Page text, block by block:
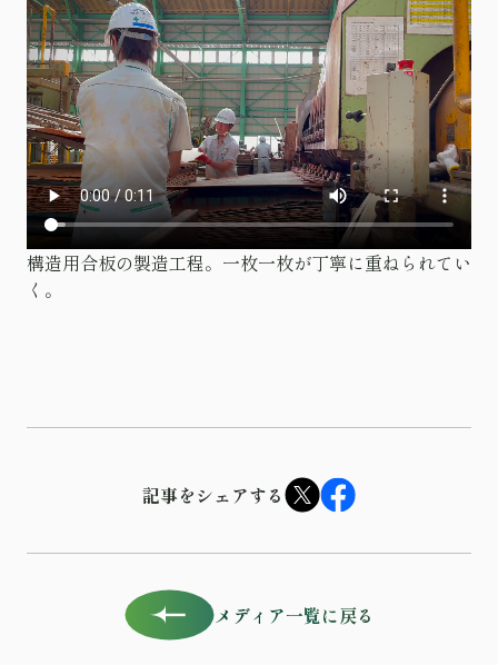
構造用合板の製造工程。一枚一枚が丁寧に重ねられてい
く。
記事をシェアする
メディア一覧に戻る